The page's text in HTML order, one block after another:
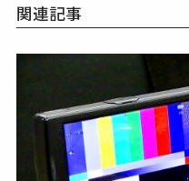
関連記事